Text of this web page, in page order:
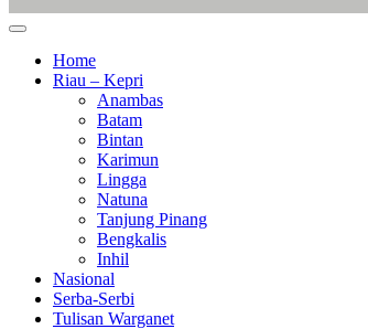
Home
Riau – Kepri
Anambas
Batam
Bintan
Karimun
Lingga
Natuna
Tanjung Pinang
Bengkalis
Inhil
Nasional
Serba-Serbi
Tulisan Warganet